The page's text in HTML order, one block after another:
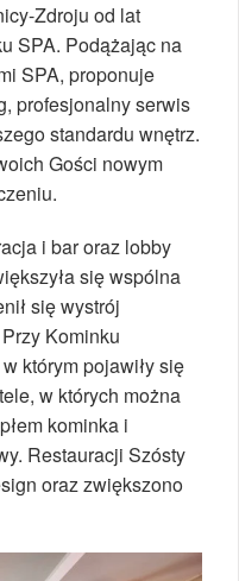
Zdroju od lat
SPA. Podążając na
SPA, proponuje
profesjonalny serwis
standardu wnętrz.
Gości nowym
i bar oraz lobby
się wspólna
się wystrój
Kominku
którym pojawiły się
w których można
kominka i
Restauracji Szósty
oraz zwiększono